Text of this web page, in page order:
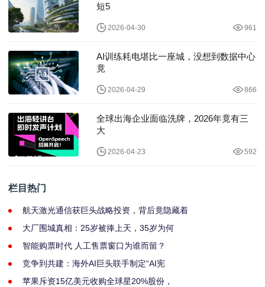
短5
2026-04-30 961
AI训练耗电堪比一座城，没想到数据中心
竟
2026-04-29 866
全球出海企业面临洗牌，2026年竟有三
大
2026-04-23 592
栏目热门
航天激光通信获巨头战略投资，背后竟隐藏着
大厂围城真相：25岁被捧上天，35岁为何
智能购票时代 人工售票窗口为谁而留？
竞争到共建：海外AI巨头联手制定“AI宪
苹果斥资15亿美元收购全球星20%股份，